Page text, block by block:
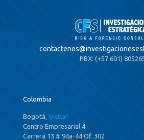
contactenos@
PBX: (+57 601)
Colombia
Bogotá, Visitar
Centro Empresarial 4
Carrera 13 # 94a-44 Of. 302